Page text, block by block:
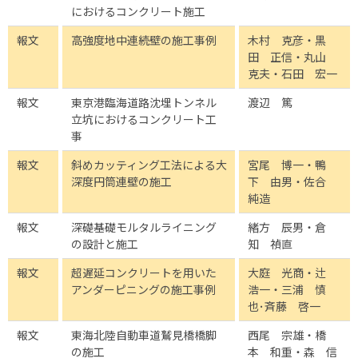
におけるコンクリート施工
報文 高強度地中連続壁の施工事例
木村 克彦・黒
田 正信・丸山
克夫・石田 宏一
報文
東京港臨海道路沈埋トンネル
立坑におけるコンクリート工
事
渡辺 篤
報文
斜めカッティング工法による大
深度円筒連壁の施工
宮尾 博一・鴨
下 由男・佐合
純造
報文
深礎基礎モルタルライニング
の設計と施工
緒方 辰男・倉
知 禎直
報文
超遅延コンクリートを用いた
アンダーピニングの施工事例
大庭 光商・辻
浩一・三浦 慎
也･斉藤 啓一
報文
東海北陸自動車道鷲見橋橋脚
の施工
西尾 宗雄・橋
本 和重・森 信